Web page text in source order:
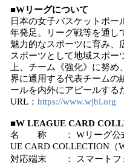
■Wリーグについて
日本の女子バスケットボー
年発足。リーグ戦等を通し
魅力的なスポーツに育み、
スポーツとして地域スポー
上、チーム《強化》に努
界に通用する代表チームの
ールを内外にアピールする
URL： https://www.wjbl.org
■W LEAGUE CARD
名 称 ： Wリーグ公式
UE CARD COLLECTION（
対応端末 ： スマートフ